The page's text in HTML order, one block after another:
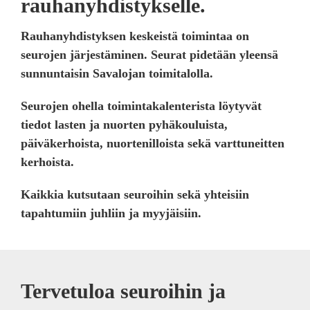
rauhanyhdistykselle.
Rauhanyhdistyksen keskeistä toimintaa on
seurojen järjestäminen. Seurat pidetään yleensä
sunnuntaisin Savalojan toimitalolla.
Seurojen ohella toimintakalenterista löytyvät
tiedot lasten ja nuorten pyhäkouluista,
päiväkerhoista, nuortenilloista sekä varttuneitten
kerhoista.
Kaikkia kutsutaan seuroihin sekä yhteisiin
tapahtumiin juhliin ja myyjäisiin.
Tervetuloa seuroihin ja